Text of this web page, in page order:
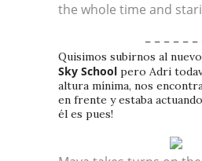
the whole time and
– – – – – –
Quisimos subirnos al
Sky School pero Adri
altura mínima, nos
en frente y estaba
él es pues!